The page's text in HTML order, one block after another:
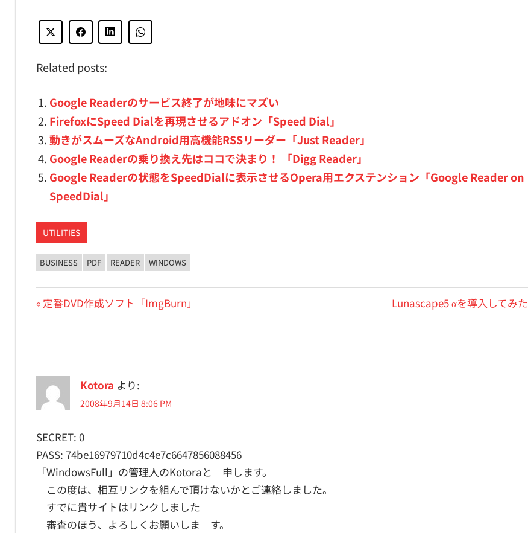
Related posts:
Google Readerのサービス終了が地味にマズい
FirefoxにSpeed Dialを再現させるアドオン「Speed Dial」
動きがスムーズなAndroid用高機能RSSリーダー「Just Reader」
Google Readerの乗り換え先はココで決まり！ 「Digg Reader」
Google Readerの状態をSpeedDialに表示させるOpera用エクステンション「Google Reader on
SpeedDial」
UTILITIES
BUSINESS PDF READER WINDOWS
投
ビ
ゲ
シ
ョ
ン
前
定番DVD作成ソフト「ImgBurn」
次
Lunascape5 αを導入してみた
Kotora より:
2008年9月14日 8:06 PM
SECRET: 0
PASS: 74be16979710d4c4e7c6647856088456
「WindowsFull」の管理人のKotoraと 申します。
この度は、相互リンクを組んで頂けないかとご連絡しました。
すでに貴サイトはリンクしました
審査のほう、よろしくお願いしま す。